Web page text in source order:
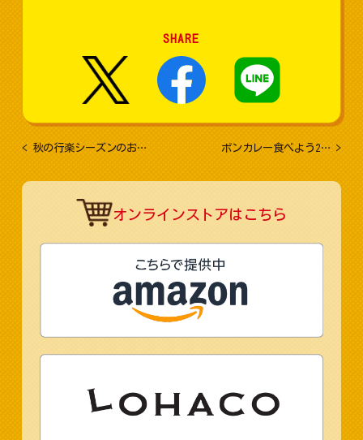
SHARE
< 秋の行楽シーズンのお… ボンカレー食べよう2… >
オンラインストアはこちら